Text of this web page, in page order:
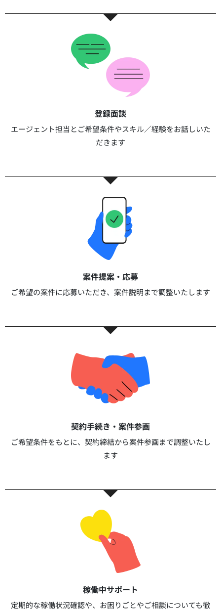
登録面談​​
エージェント担当とご希望条件やスキル／経験をお話しいた
だきます​
案件提案・応募​
ご希望の案件に応募いただき、案件説明まで調整いたします​​
契約手続き・案件参画​​
ご希望条件をもとに、契約締結から案件参画まで調整いたし
ます​​
稼働中サポート​
定期的な稼働状況確認や、お困りごとやご相談についても徹